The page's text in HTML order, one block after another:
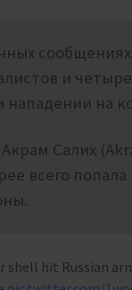
и
на
Салих
всего
hit Russian